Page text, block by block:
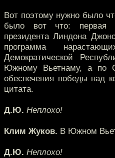
Вот поэтому нужно было
было вот что: первая
президента Линдона
программа
Демократической
Южному Вьетнаму, а по
обеспечения победы над
цитата.
Д.Ю. Неплохо!
Клим Жуков. В Южном
Д.Ю. Неплохо!